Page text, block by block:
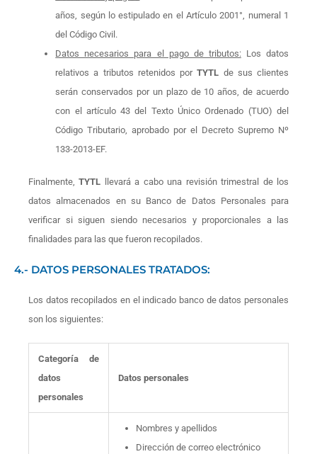
años, según lo estipulado en el Artículo 2001°, numeral 1
del Código Civil.
Datos necesarios para el pago de tributos:Los datos
relativos a tributos retenidos porTYTL de sus clientes
serán conservados por un plazo de 10 años, de acuerdo
con el artículo 43 del Texto Único Ordenado (TUO) del
Código Tributario, aprobado por el Decreto Supremo Nº
133-2013-EF.
Finalmente,TYTL
llevará a cabo una revisión trimestral de los
datos almacenados en su Banco de Datos Personales para
verificar si siguen siendo necesarios y proporcionales a las
finalidades para las que fueron recopilados.
4.- DATOS PERSONALES TRATADOS:
Los datos recopilados en el indicado banco de datos personales
son los siguientes:
Categoría de
datos
personales
Datos personales
Nombres y apellidos
Dirección de correo electrónico